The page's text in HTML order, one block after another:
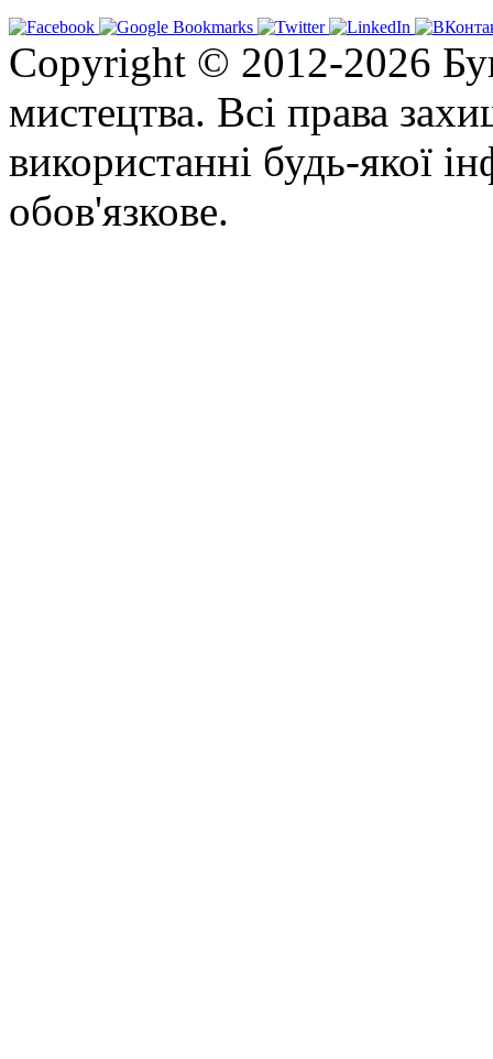
Copyright © 2012-2026
мистецтва. Всі права
використанні будь-якої
обов'язкове.